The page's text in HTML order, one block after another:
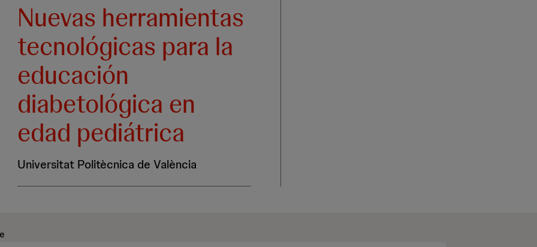
Nuevas herramientas
tecnológicas para la
educación
diabetológica en
edad pediátrica
Universitat Politècnica de València